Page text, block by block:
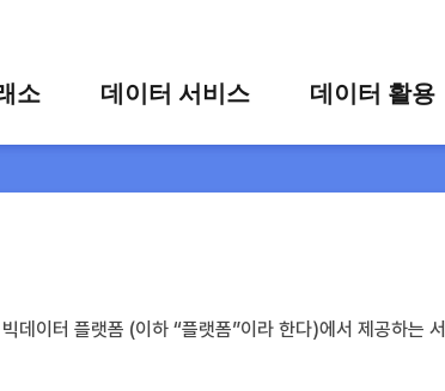
소
검색
데이터 서비스 데이터 활용
데이터 플랫폼 (이하 “플랫폼”이라 한다)에서 제공하는